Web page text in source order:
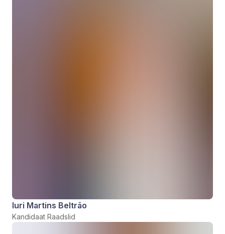
Iuri Martins Beltrão
Kandidaat Raadslid